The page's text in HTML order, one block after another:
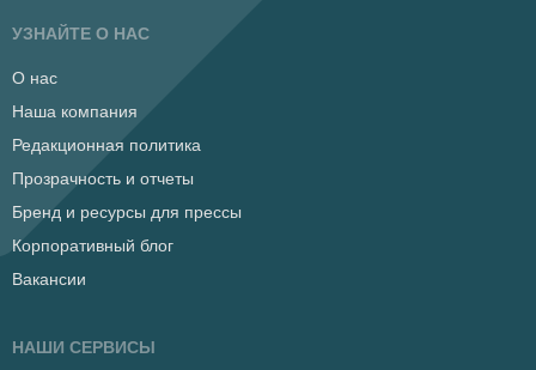
УЗНАЙТЕ О НАС
О нас
Наша компания
Редакционная политика
Прозрачность и отчеты
Бренд и ресурсы для прессы
Корпоративный блог
Вакансии
НАШИ СЕРВИСЫ